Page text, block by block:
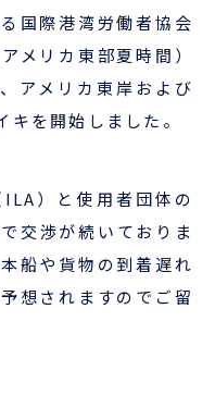
ン
ール
資料
国際港湾労働者協会
メリカ東部夏時間）
アメリカ東岸および
を開始しました。
）と使用者団体の
交渉が続いておりま
船や貨物の到着遅れ
想されますのでご留